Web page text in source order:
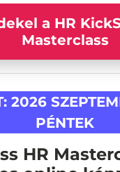
a HR
Masterclass
2026
PÉNTEK
HR